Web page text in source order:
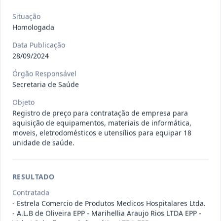
027/2026
Eletrônico
SEGURO, PARA
Situação:
Em Andamento
Data
025/2026
REGISTRO DE PREÇO PARA A
Situação:
Em Andamento
30/06/2026
Situação
Homologada
Data Publicação
28/09/2024
Órgão Responsável
Secretaria de Saúde
Objeto
Registro de preço para contratação de empresa para
aquisição de equipamentos, materiais de informática,
moveis, eletrodomésticos e utensílios para equipar 18
unidade de saúde.
RESULTADO
Contratada
- Estrela Comercio de Produtos Medicos Hospitalares Ltda.
- A.L.B de Oliveira EPP - Marihellia Araujo Rios LTDA EPP -